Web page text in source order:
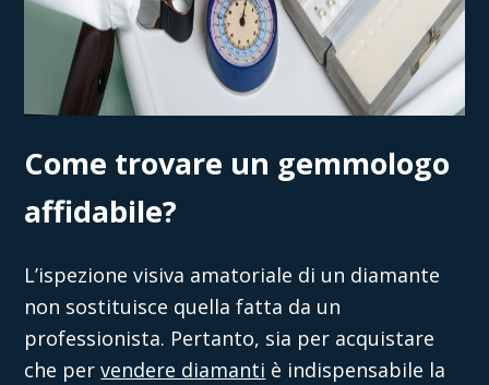
Come trovare un gemmologo
affidabile?
L’ispezione visiva amatoriale di un diamante
non sostituisce quella fatta da un
professionista. Pertanto, sia per acquistare
che pervendere diamanti è indispensabile la